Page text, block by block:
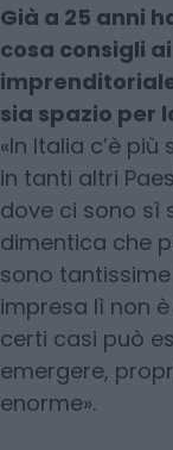
Già a 25 anni
cosa consigli
sia spazio per
«In Italia c’è
in tanti altri
dove ci sono sì
dimentica che
sono
impresa lì non
certi casi può
emergere,
enorme».